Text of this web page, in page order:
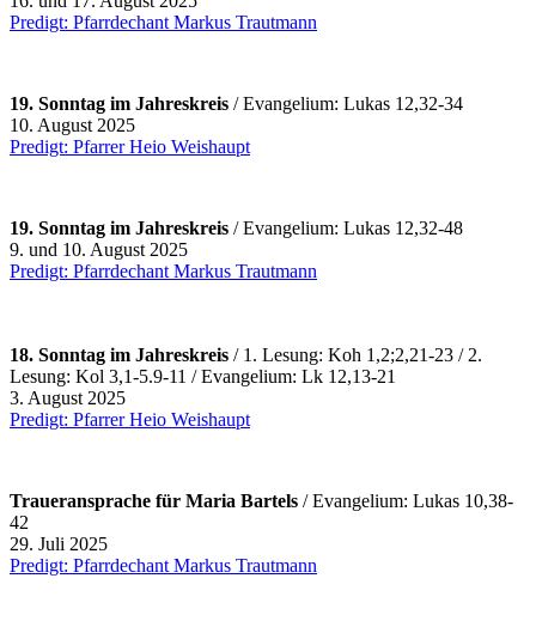
Predigt: Pfarrdechant Markus Trautmann
19. Sonntag im Jahreskreis / Evangelium: Lukas 12,32-34
10. August 2025
Predigt: Pfarrer Heio Weishaupt
19. Sonntag im Jahreskreis / Evangelium: Lukas 12,32-48
9. und 10. August 2025
Predigt: Pfarrdechant Markus Trautmann
18. Sonntag im Jahreskreis / 1. Lesung: Koh 1,2;2,21-23 / 2.
Lesung: Kol 3,1-5.9-11 / Evangelium: Lk 12,13-21
3. August 2025
Predigt: Pfarrer Heio Weishaupt
Traueransprache für Maria Bartels / Evangelium: Lukas 10,38-
42
29. Juli 2025
Predigt: Pfarrdechant Markus Trautmann